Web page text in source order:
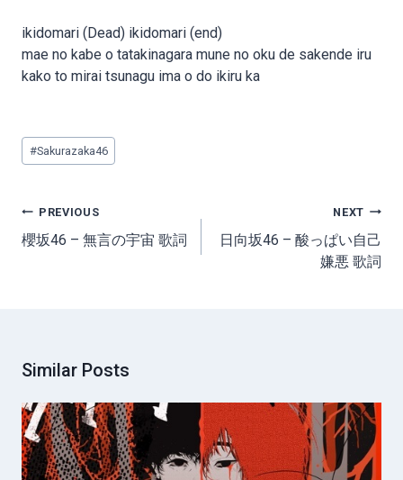
ikidomari (Dead) ikidomari (end)
mae no kabe o tatakinagara mune no oku de sakende iru
kako to mirai tsunagu ima o do ikiru ka
Post
Tags:
#Sakurazaka46
Post
navigation
PREVIOUS
櫻坂46 – 無言の宇宙 歌詞
NEXT
日向坂46 – 酸っぱい自己
嫌悪 歌詞
Similar Posts